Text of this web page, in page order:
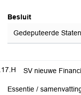
Besluit
Gedeputeerde
SV nieuwe
Essentie /